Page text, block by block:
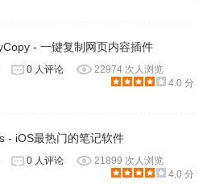
标签的字体颜色、背景颜色等功
- 一键复制网页内容插件
0 人评论
22974 次人浏览
4.0 分
- iOS最热门的笔记软件
0 人评论
21899 次人浏览
4.0 分